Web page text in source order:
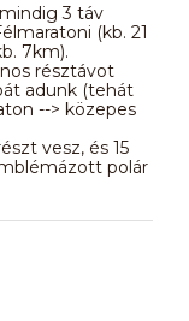
3 táv
(kb. 21
7km).
résztávot
adunk (tehát
--> közepes
vesz, és 15
polár